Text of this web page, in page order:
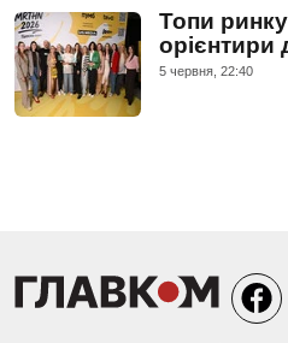
Топи
орієнтири
5 червня, 22:40